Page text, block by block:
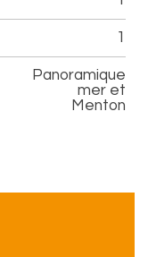
1
panoramique
mer et
Menton